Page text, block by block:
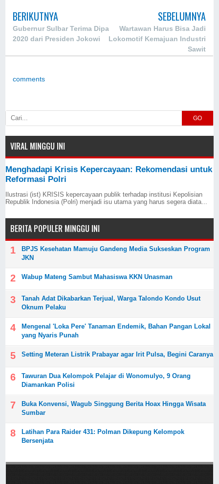
BERIKUTNYA
Gubernur Sulbar Terima Dipa
2020 dari Presiden Jokowi
SEBELUMNYA
Wartawan Harus Bisa Jadi
Lokomotif Kemajuan Industri
Sawit
comments
GO
VIRAL MINGGU INI
Menghadapi Krisis Kepercayaan: Rekomendasi untuk
Reformasi Polri
Ilustrasi (ist) KRISIS kepercayaan publik terhadap institusi Kepolisian
Republik Indonesia (Polri) menjadi isu utama yang harus segera diata...
BERITA POPULER MINGGU INI
BPJS Kesehatan Mamuju Gandeng Media Sukseskan Program
JKN
Wabup Mateng Sambut Mahasiswa KKN Unasman
Tanah Adat Dikabarkan Terjual, Warga Talondo Kondo Usut
Oknum Pelaku
Mengenal 'Loka Pere' Tanaman Endemik, Bahan Pangan Lokal
yang Nyaris Punah
Setting Meteran Listrik Prabayar agar Irit Pulsa, Begini Caranya
Tawuran Dua Kelompok Pelajar di Wonomulyo, 9 Orang
Diamankan Polisi
Buka Konvensi, Wagub Singgung Berita Hoax Hingga Wisata
Sumbar
Latihan Para Raider 431: Polman Dikepung Kelompok
Bersenjata